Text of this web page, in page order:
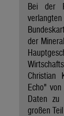
Bei der
der
Christian
Echo"
Daten zu
großen